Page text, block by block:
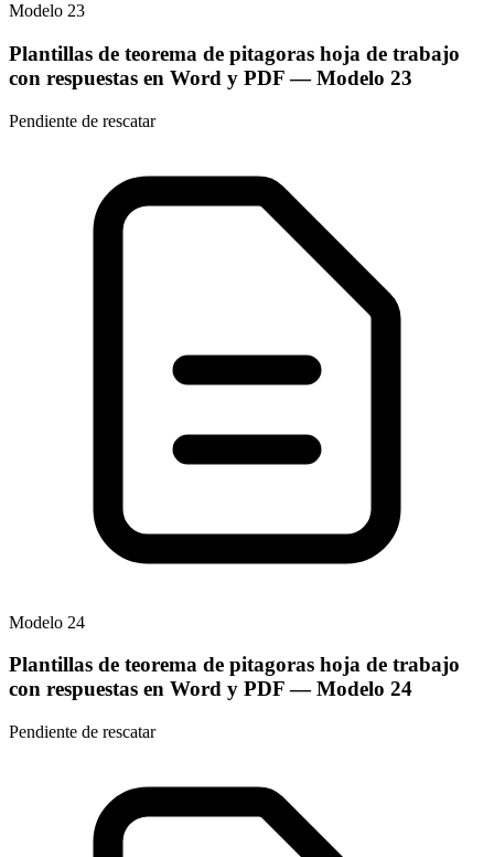
Modelo 23
Plantillas de teorema de pitagoras hoja de trabajo
con respuestas en Word y PDF— Modelo 23
Pendiente de rescatar
Modelo 24
Plantillas de teorema de pitagoras hoja de trabajo
con respuestas en Word y PDF— Modelo 24
Pendiente de rescatar